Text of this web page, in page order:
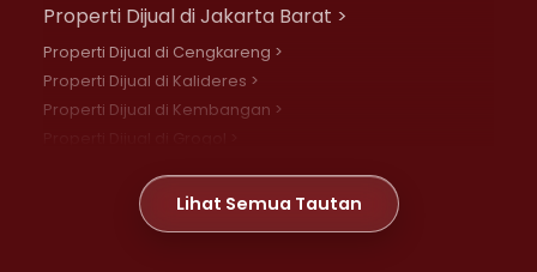
Properti Dijual di Jakarta Barat >
Properti Dijual di Cengkareng >
Properti Dijual di Kalideres >
Properti Dijual di Kembangan >
Properti Dijual di Meruya >
Properti Dijual di Jelambar >
Lihat Semua Tautan